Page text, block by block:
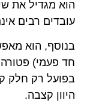
הוא מגדיל את
עובדים רבים
בנוסף, הוא
חד פעמי)
בפועל רק חלק
היוון קצבה.